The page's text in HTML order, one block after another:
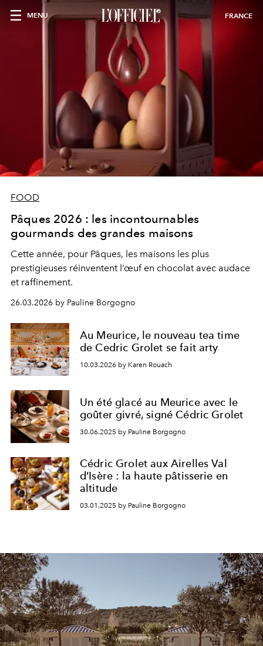
MENU FRANCE
FOOD
Pâques 2026 : les incontournables
gourmands des grandes maisons
Cette année, pour Pâques, les maisons les plus
prestigieuses réinventent l’œuf en chocolat avec audace
et raffinement.
26.03.2026 by Pauline Borgogno
Au Meurice, le nouveau tea time
de Cedric Grolet se fait arty
10.03.2026 by Karen Rouach
Un été glacé au Meurice avec le
goûter givré, signé Cédric Grolet
30.06.2025 by Pauline Borgogno
Cédric Grolet aux Airelles Val
d’Isère : la haute pâtisserie en
altitude
03.01.2025 by Pauline Borgogno